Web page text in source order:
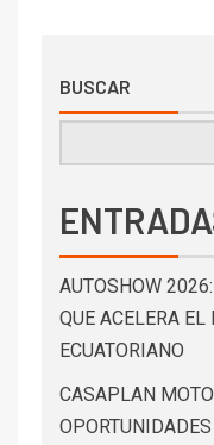
BUSCAR
AUTOSHOW
QUE ACELERA
ECUATORIANO
CASAPLAN